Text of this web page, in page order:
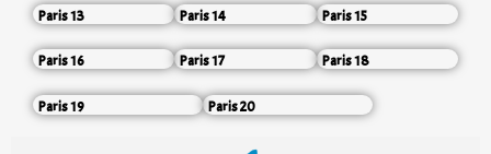
Paris 13 Paris 14 Paris 15
Paris 16 Paris 17 Paris 18
Paris 19 Paris 20